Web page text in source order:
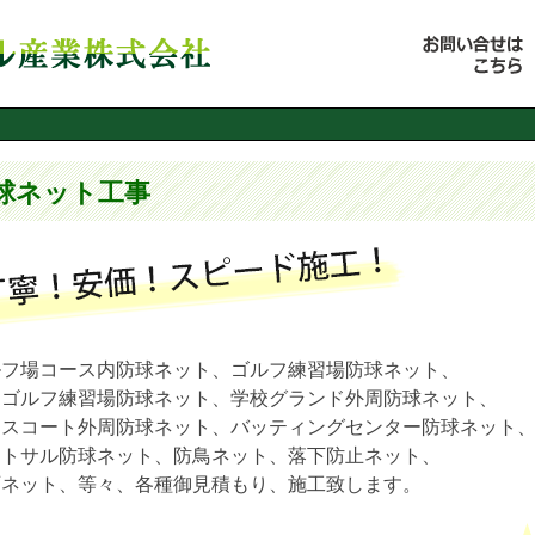
ネット工事
場コース内防球ネット、ゴルフ練習場防球ネット、
ルフ練習場防球ネット、学校グランド外周防球ネット、
コート外周防球ネット、バッティングセンター防球ネット、
サル防球ネット、防鳥ネット、落下防止ネット、
ット、等々、各種御見積もり、施工致します。